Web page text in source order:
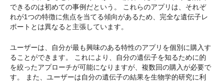
できるのは初めての事例だという。 これらのアプリは、それぞ
れが1つの特徴に焦点を当てる傾向があるため、完全な遺伝子レ
ポートとは異なると主張しています。
ユーザーは、自分が最も興味のある特性のアプリを個別に購入す
ることができます。 これにより、自分の遺伝子を知るために的
を絞ったアプローチが可能になりますが、複数回の購入が必要で
す。 また、ユーザーは自分の遺伝子の結果を生物学的研究に利